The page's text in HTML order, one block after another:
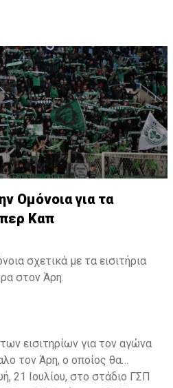
Ομόνοια για τα
Καπ
σχετικά με τα εισιτήρια
στον Άρη.
εισιτηρίων για τον αγώνα
τον Άρη, ο οποίος θα
21 Ιουλίου, στο στάδιο ΓΣΠ